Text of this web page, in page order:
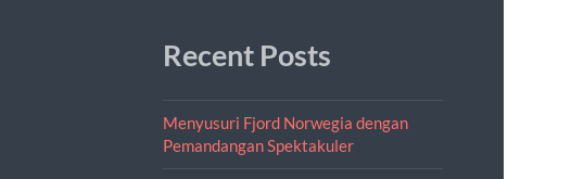
Recent Posts
Menyusuri Fjord Norwegia dengan
Pemandangan Spektakuler